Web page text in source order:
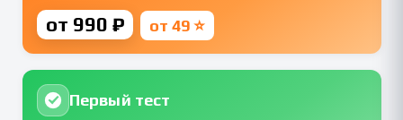
от 990 ₽ от 49 ⭐
Первый тест